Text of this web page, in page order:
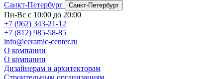
Санкт-Петербург
Санкт-Петербург
Пн-Вс с 10:00 до 20:00
+7 (962) 343-21-12
+7 (812) 985-58-85
info@ceramic-center.ru
О компании
О компании
Дизайнерам и архитекторам
Строительным организациям